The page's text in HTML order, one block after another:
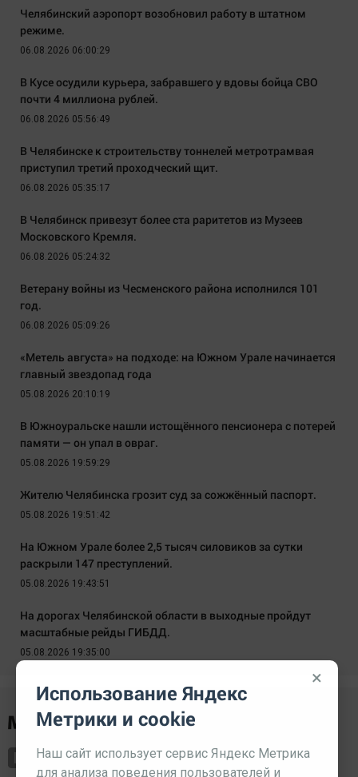
Челябинский аэропорт возобновил работу в штатном
режиме.
06.08.2026 06:00:29
В Кусе осудили курьера, забравшего у вдовы бойца СВО
почти 4 миллиона рублей.
06.08.2026 05:56:49
В Челябинске к строительству тоннелей метротрамвая
приступил третий проходческий щит.
06.08.2026 05:35:17
В Челябинск привезут более ста раритетов из Музеев
Московского Кремля.
06.08.2026 05:24:32
Ветерану войны из Чесменского района исполнился 101
год.
06.08.2026 05:09:26
«Метель августа» на подходе: на Южном Урале начинается
главный звездопад года
05.08.2026 20:10:19
В Южноуральске нашли истощённого пенсионера с потерей
памяти — он упал в овраг.
05.08.2026 19:59:29
Жителю Челябинска грозит суд за сожжённый паспорт.
05.08.2026 19:51:42
На Южном Урале более 2,5 тысяч силовиков за сутки
раскрыли 147 преступлений.
05.08.2026 19:43:51
На дорогах Челябинской области в выходные пройдут
масштабные рейды ГИБДД.
05.08.2026 19:35:00
×
Использование Яндекс
Метрики и cookie
Наш сайт использует сервис Яндекс Метрика
для анализа поведения пользователей и